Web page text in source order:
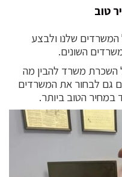
טוב
שלנו ולבצע
השונים.
השכרת משרד להבין מה
גם לבחור את המשרדים
הטוב ביותר.